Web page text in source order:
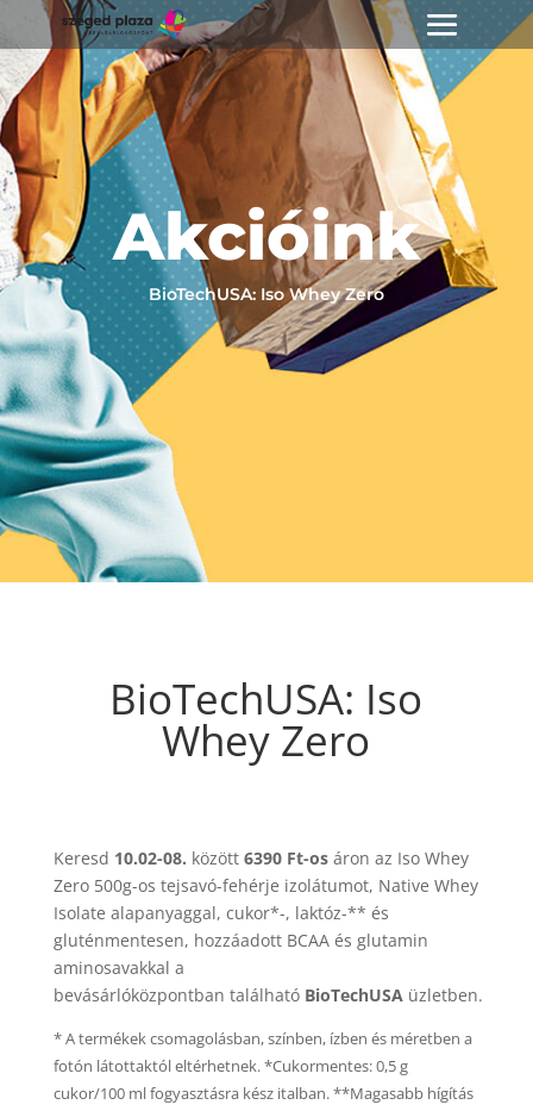
Akcióink
BioTechUSA: Iso Whey Zero
BioTechUSA: Iso
Whey Zero
Keresd 10.02-08. között 6390 Ft-osáron az Iso Whey
Zero 500g-os tejsavó-fehérje izolátumot, Native Whey
Isolate alapanyaggal, cukor*-, laktóz-** és
gluténmentesen, hozzáadott BCAA és glutamin
aminosavakkal a
bevásárlóközpontban található BioTechUSAüzletben.
* A termékek csomagolásban, színben, ízben és méretben a
fotón látottaktól eltérhetnek. *Cukormentes: 0,5 g
cukor/100 ml fogyasztásra kész italban. **Magasabb hígítás